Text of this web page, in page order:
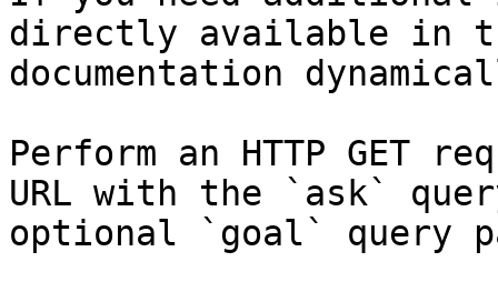
directly available in
documentation
Perform an HTTP GET
URL with the `ask`
optional `goal` query